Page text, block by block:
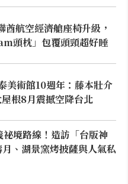
酋航空經濟艙座椅升級，
頭枕」包覆頭頸超好睡
美術館10週年：藤本壯介
根8月震撼空降台北
境路線！造訪「台版神
、湖景窯烤披薩與人氣私